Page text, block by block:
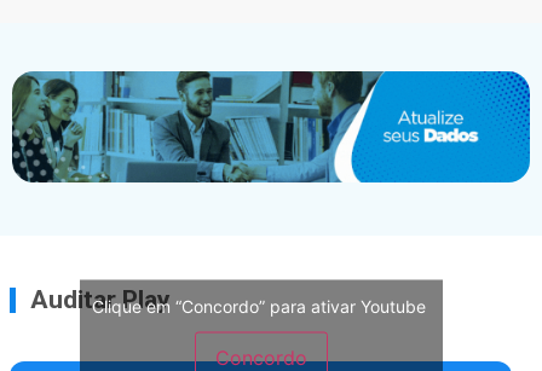
Auditar Play
Clique em “Concordo” para ativar Youtube
Concordo